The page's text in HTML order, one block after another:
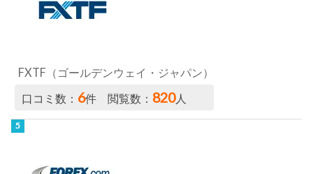
FXTF（ゴールデンウェイ・ジャパン）
口コミ数： 6件 閲覧数： 820人